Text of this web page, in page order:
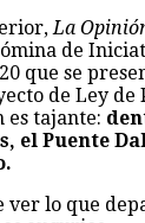
La
de
que se
de Ley de
es tajante:
el Puente
ver lo que